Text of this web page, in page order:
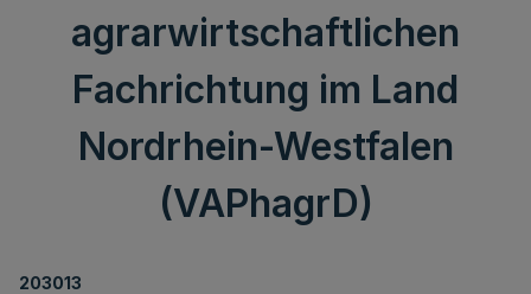
agrarwirtschaftlichen
Fachrichtung im Land
Nordrhein-Westfalen
(VAPhagrD)
203013